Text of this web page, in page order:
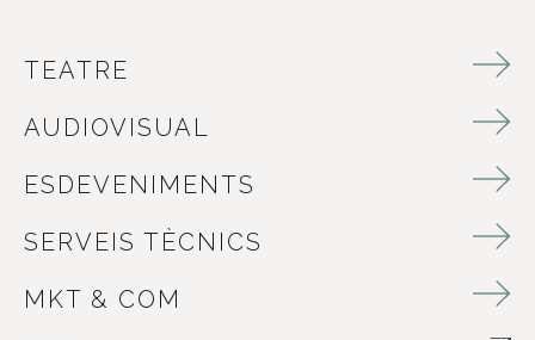
TEATRE
AUDIOVISUAL
ESDEVENIMENTS
SERVEIS TÈCNICS
MKT & COM